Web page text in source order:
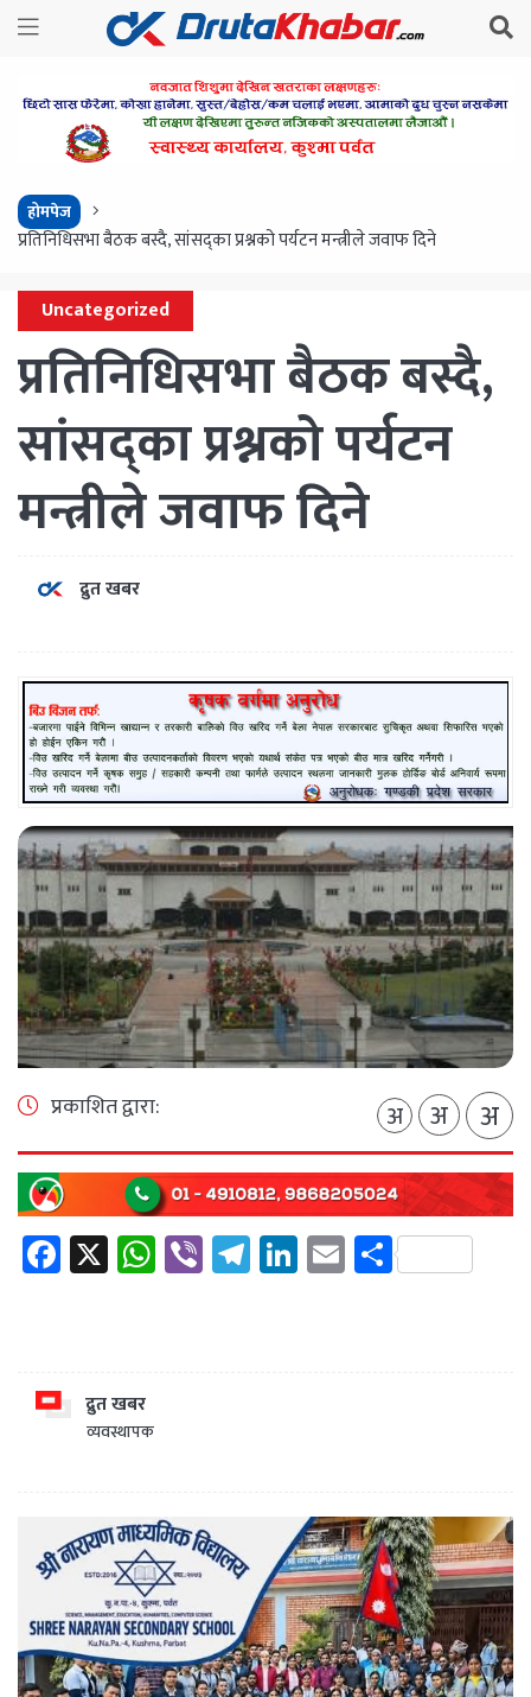
होमपेज
प्रतिनिधिसभा बैठक बस्दै, सांसद्का प्रश्नको पर्यटन मन्त्रीले जवाफ दिने
Uncategorized
प्रतिनिधिसभा बैठक बस्दै,
सांसद्का प्रश्नको पर्यटन
मन्त्रीले जवाफ दिने
द्रुत खबर
प्रकाशित द्वारा: अ अ अ
Facebook
X WhatsApp
ViberTelegram
LinkedIn
EmailShare
द्रुत खबर
व्यवस्थापक